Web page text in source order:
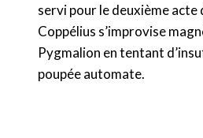
servi pour le deuxième acte
Coppélius s’improvise
Pygmalion en tentant
poupée automate.